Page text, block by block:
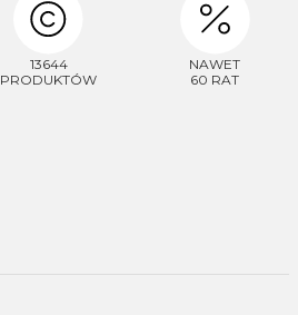
13644
PRODUKTÓW
NAWET
60 RAT